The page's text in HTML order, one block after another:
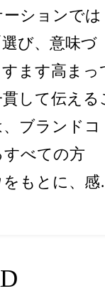
ションでは
び、意味づ
ます高まっ
して伝える
ブランドコ
べての方
もとに、感